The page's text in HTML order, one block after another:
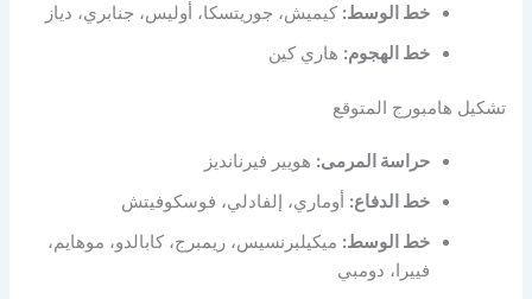
خط الوسط: كيميش، جوريتسكا، أوليس، جنابري، دياز
خط الهجوم: هاري كين
تشكيل هامبورج المتوقع
حراسة المرمى: هويير فيرنانديز
خط الدفاع: أوماري، إلفادلي، فوسكوفيتش
خط الوسط: ميكيلبرنسيس، ريمبرج، كابالدو، موهايم،
فييرا، دومبي